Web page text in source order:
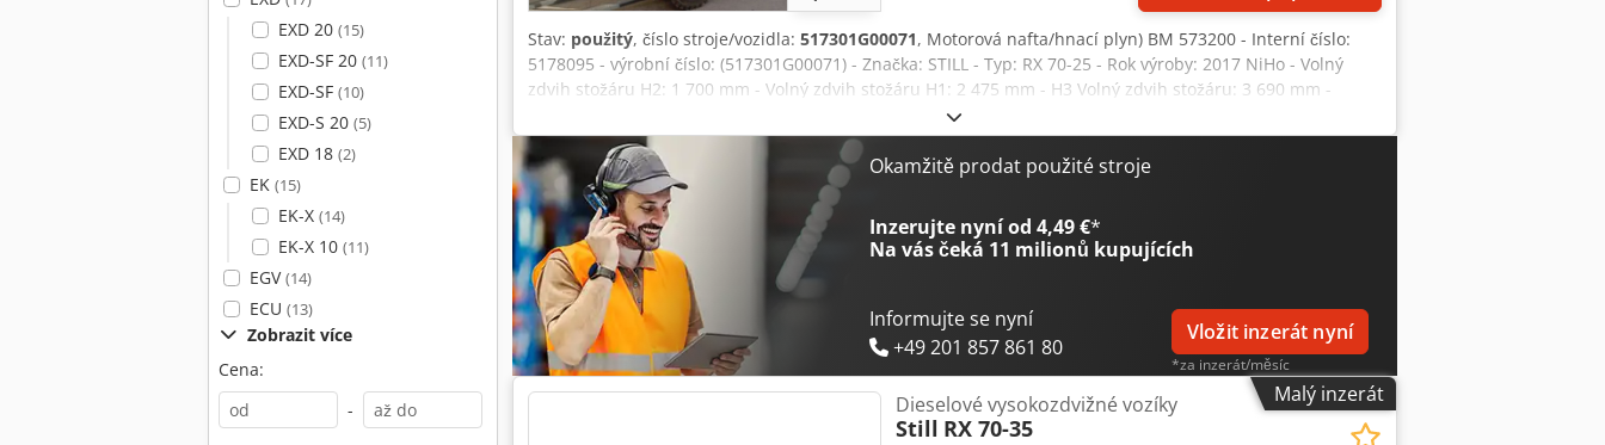
EXD 20 (15)
EXD-SF 20 (11)
EXD-SF (10)
EXD-S 20 (5)
EXD 18 (2)
EK (15)
EK-X (14)
EK-X 10 (11)
EGV(14)
ECU (13)
Zobrazit více
Cena:
-
Stav: použitý, číslo stroje/vozidla: 517301G00071, Motorová nafta/hnací plyn) BM 573200 - Interní číslo:
5178095 - výrobní číslo: (517301G00071) - Značka: STILL - Typ: RX 70-25 - Rok výroby: 2017 NiHo - Volný
zdvih stožáru H2: 1 700 mm - Volný zdvih stožáru H1: 2 475 mm - H3 Volný zdvih stožáru: 3 690 mm -
Maximální výška stožáru H4: 4 500 mm - Vidlicový vozík: #Int. boční posuv, 1040 mm, 2A - Vidlice: 2000 mm
- Pneumatiky: Supelelastik - Stříška: Kabina - Popis: Zvýšená kabina - Sedadlo řidiče: MSG 65 Exklusiv PLUS
textilní potah - Pomocný hydraulický systém: jednoduchý pro NiHo - Palivový systém: 58litrová nádrž na
naftu - Výfukový systém: Vysoký výfuk, Eberspächer - Vzduchový filtrační systém: Suchý s předskrápěním a
perforovanou deskou - Hydraulické ovládání: Hydraulický systém: minipáka (4 páky) - Ovládání pohonu:
Jediný pedál - Světlo zpětného chodu: LED, na FSD, nahoře, vpravo - Osvětlení: LED, normální, bez MK -
Pátrací světlo: LED, na FSD, nahoře, vlevo+vpravo - Počítadlo hodin: Počítadlo hodin - Chladírenská verze:
Standardní - Výstražný signál při couvání: #STILL SafetyLight 4PLUS Cjdpfx Astt I H Togvoha - Barva:
Oranžová/stříbrná metalíza - Označení: německé - Počítadlo provozních hodin: 2 700
Okamžitě prodat použité stroje
Inzerujte nyní od 4,49 €*
Na vás čeká 11 milionů kupujících
Informujte se nyní
+49 201 857 861 80
Vložit inzerát nyní
*za inzerát/měsíc
Malý inzerát
Dieselové vysokozdvižné vozíky
Still RX 70-35